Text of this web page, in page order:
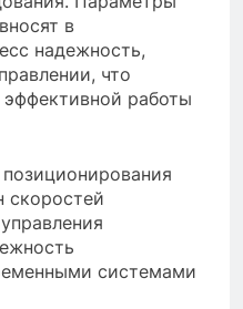
в
надежность,
что
работы
скоростей
системами